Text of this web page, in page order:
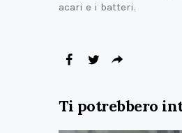
acari e i batteri.
Ti potrebbero